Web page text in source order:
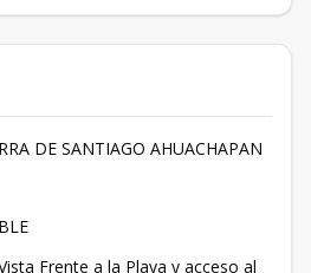
DE SANTIAGO AHUACHAPAN
Frente a la Playa y acceso al